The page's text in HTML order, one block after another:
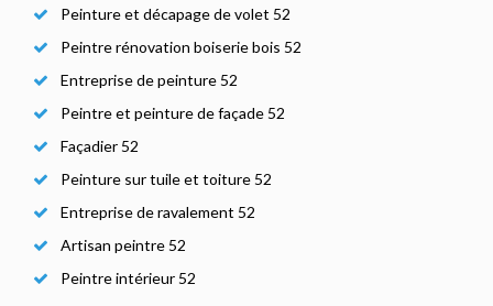
Peinture et décapage de volet 52
Peintre rénovation boiserie bois 52
Entreprise de peinture 52
Peintre et peinture de façade 52
Façadier 52
Peinture sur tuile et toiture 52
Entreprise de ravalement 52
Artisan peintre 52
Peintre intérieur 52